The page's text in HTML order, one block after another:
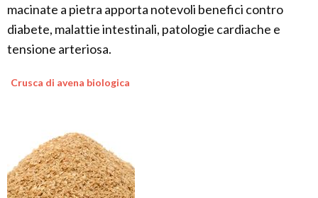
macinate a pietra apporta notevoli benefici contro
diabete, malattie intestinali, patologie cardiache e
tensione arteriosa.
Crusca di avena biologica